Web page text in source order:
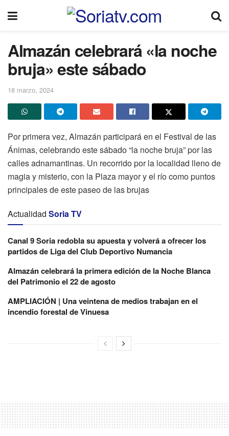
Almazán celebrará «la noche
bruja» este sábado
18 marzo, 2024
Por primera vez, Almazán participará en el Festival de las
Ánimas, celebrando este sábado “la noche bruja” por las
calles adnamantinas. Un recorrido por la localidad lleno de
magia y misterio, con la Plaza mayor y el río como puntos
principales de este paseo de las brujas
Actualidad Soria TV
Canal 9 Soria redobla su apuesta y volverá a ofrecer los
partidos de Liga del Club Deportivo Numancia
Almazán celebrará la primera edición de la Noche Blanca
del Patrimonio el 22 de agosto
AMPLIACIÓN | Una veintena de medios trabajan en el
incendio forestal de Vinuesa